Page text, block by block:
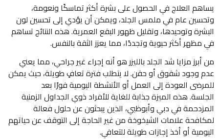
يساهم العلاج في الحصول على بشرة أكثر تماسكًا ونعومة،
وتحسين عام في ملمس الجلد، ويمكن أن يؤدي إلى تحسين لون
البشرة وتوحيدها، وتقليل ظهور البقع العمرية. هذه النتائج تساهم
في مظهر أكثر حيوية وتجددًا، مما يعزز الثقة بالنفس.
من أبرز مزايا شد الجلد بالليزر هو أنه إجراء غير جراحي، مما يعني
عدم وجود شقوق أو حقن. لا يتطلب فترة تعافٍ طويلة، حيث يمكن
للمرضى العودة إلى العمل أو الأنشطة اليومية فورًا بعد
الجلسة. هذه الميزة جذابة للغاية للأفراد ذوي الجداول الزمنية
المزدحمة في دبي وأبوظبي، الذين يبحثون عن حلول فعالة
لمكافحة علامات الشيخوخة من غير الحاجة إلى التوقف عن حياتهم
اليومية أو أخذ إجازات طويلة للتعافي.